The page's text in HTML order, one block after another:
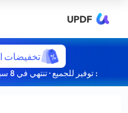
UPDF
تخفيضات
: توفير للجميع · تنتهي في 8 سبتمبر